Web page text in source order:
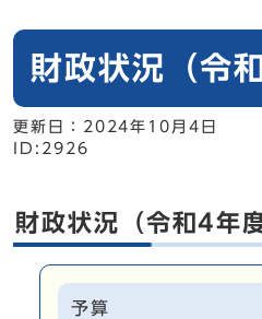
財政状況（令
更新日： 2024年10月4日
ID:2926
財政状況（令和4年度
予算